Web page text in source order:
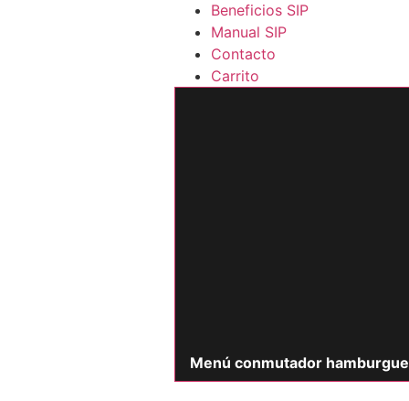
Beneficios SIP
Manual SIP
Contacto
Carrito
Menú conmutador